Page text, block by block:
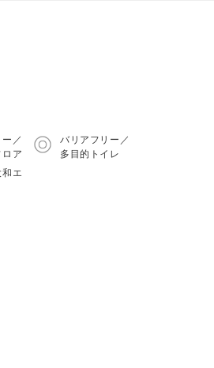
／
ロア
バリアフリー／
多目的トイレ
エ